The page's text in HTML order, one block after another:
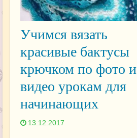
Учимся вязать
красивые бактусы
крючком по фото и
видео урокам для
начинающих
13.12.2017